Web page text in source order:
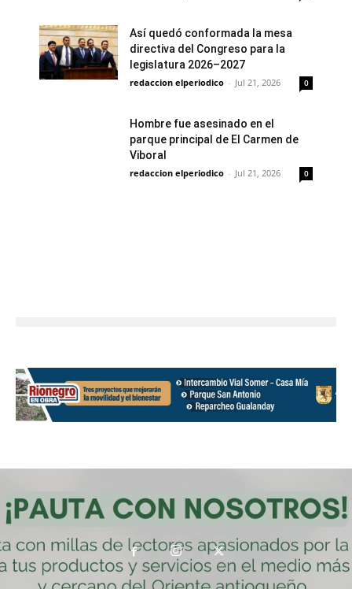
Así quedó conformada la mesa
directiva del Congreso para la
legislatura 2026–2027
redaccion elperiodico - Jul 21, 2026 0
Hombre fue asesinado en el
parque principal de El Carmen de
Viboral
redaccion elperiodico - Jul 21, 2026 0